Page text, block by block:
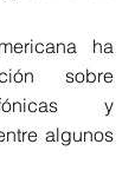
ha
sobre
y
algunos